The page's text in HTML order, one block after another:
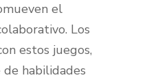
el
Los
estos juegos,
habilidades